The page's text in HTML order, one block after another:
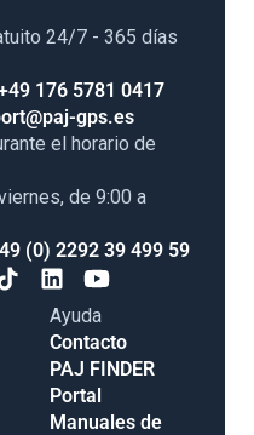
24/7 - 365 días
176 5781 0417
gps.es
el horario de
de 9:00 a
(0) 2292 39 499 59
Ayuda
Contacto
PAJ FINDER
Portal
Manuales de